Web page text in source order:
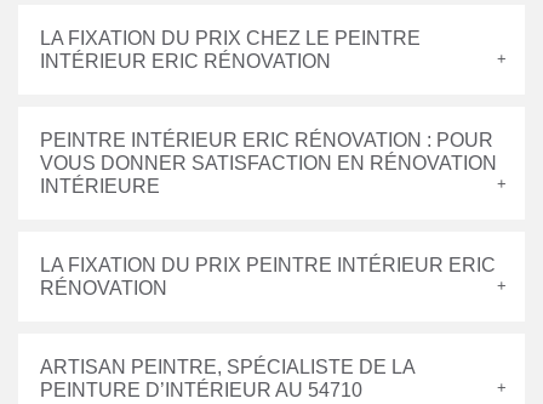
LA FIXATION DU PRIX CHEZ LE PEINTRE
INTÉRIEUR ERIC RÉNOVATION
PEINTRE INTÉRIEUR ERIC RÉNOVATION : POUR
VOUS DONNER SATISFACTION EN RÉNOVATION
INTÉRIEURE
LA FIXATION DU PRIX PEINTRE INTÉRIEUR ERIC
RÉNOVATION
ARTISAN PEINTRE, SPÉCIALISTE DE LA
PEINTURE D’INTÉRIEUR AU 54710